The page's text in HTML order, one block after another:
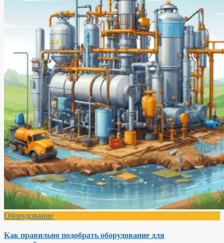
Оборудование
Как правильно подобрать оборудование для